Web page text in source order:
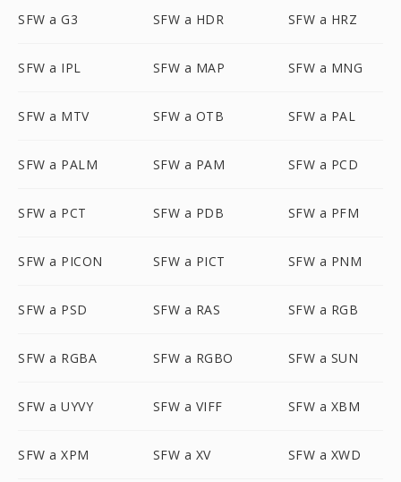
SFW a G3 SFW a HDR SFW a HRZ
SFW a IPL SFW a MAP SFW a MNG
SFW a MTV SFW a OTB SFW a PAL
SFW a PALM SFW a PAM SFW a PCD
SFW a PCT SFW a PDB SFW a PFM
SFW a PICON SFW a PICT SFW a PNM
SFW a PSD SFW a RAS SFW a RGB
SFW a RGBA SFW a RGBO SFW a SUN
SFW a UYVY SFW a VIFF SFW a XBM
SFW a XPM SFW a XV SFW a XWD